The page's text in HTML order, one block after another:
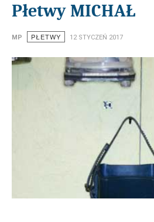
Płetwy MICHAŁ
MP PŁETWY 12 STYCZEŃ 2017